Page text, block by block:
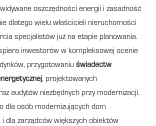
oszczędności energii i zasadność
dlatego wielu właścicieli nieruchomości
specjalistów już na etapie planowania.
inwestorów w kompleksowej ocenie
przygotowaniu świadectw
, projektowanych
audytów niezbędnych przy modernizacji.
dla osób modernizujących dom
i dla zarządców większych obiektów